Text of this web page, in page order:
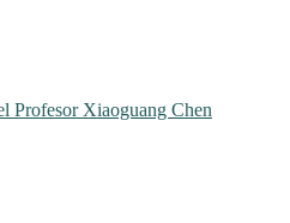
Profesor Xiaoguang Chen